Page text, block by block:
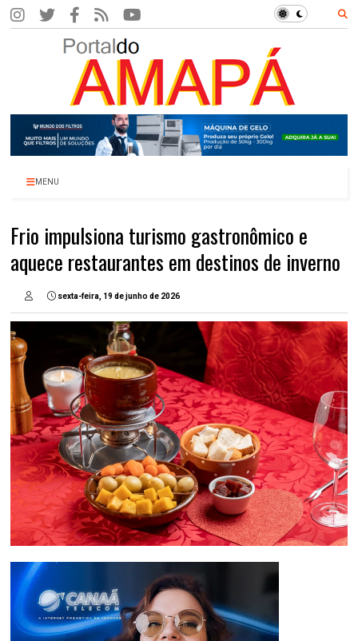
MENU
Frio impulsiona turismo gastronômico e
aquece restaurantes em destinos de inverno
sexta-feira, 19 de junho de 2026